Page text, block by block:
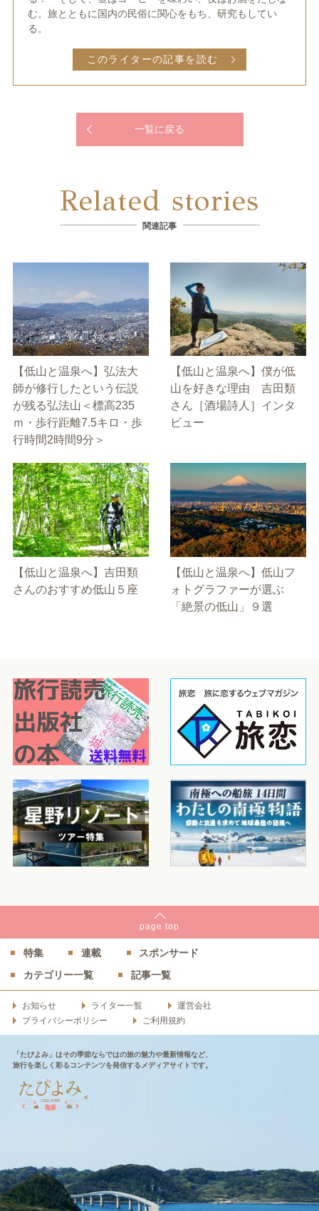
む。旅とともに国内の民俗に関心をもち、研究もしてい
る。
このライターの記事を読む
一覧に戻る
Related stories
関連記事
【低山と温泉へ】弘法大
師が修行したという伝説
が残る弘法山＜標高235
ｍ・歩行距離7.5キロ・歩
行時間2時間9分＞
【低山と温泉へ】僕が低
山を好きな理由 吉田類
さん［酒場詩人］インタ
ビュー
【低山と温泉へ】吉田類
さんのおすすめ低山５座
【低山と温泉へ】低山フ
ォトグラファーが選ぶ
「絶景の低山」９選
page top
特集 連載
スポンサード
カテゴリー一覧
記事一覧
お知らせ ライター一覧
運営会社
プライバシーポリシー
ご利用規約
「たびよみ」はその季節ならではの旅の魅力や最新情報など、
旅行を楽しく彩るコンテンツを発信するメディアサイトです。